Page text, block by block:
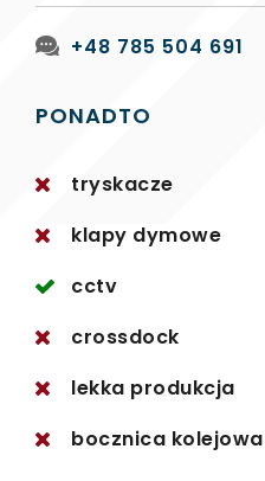
+48 785 504 691
PONADTO
tryskacze
klapy dymowe
cctv
crossdock
lekka produkcja
bocznica kolejowa